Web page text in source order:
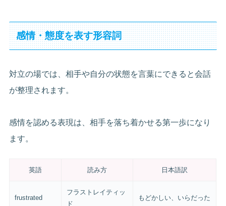
感情・態度を表す形容詞
対立の場では、相手や自分の状態を言葉にできると会話
が整理されます。
感情を認める表現は、相手を落ち着かせる第一歩になり
ます。
英語 読み方 日本語訳
frustrated
フラストレイティッ
ド
もどかしい、いらだった